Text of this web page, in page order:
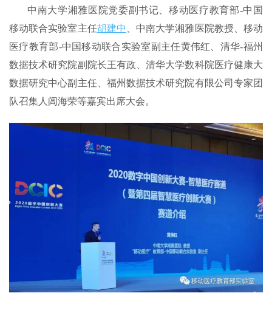
中南大学湘雅医院党委副书记、移动医疗教育部-中国
移动联合实验室主任胡建中
、中南大学湘雅医院教授、移动
医疗教育部-中国移动联合实验室副主任黄伟红、清华-福州
数据技术研究院副院长王有政、清华大学数科院医疗健康大
数据研究中心副主任、福州数据技术研究院有限公司专家团
队召集人闾海荣等嘉宾出席大会。